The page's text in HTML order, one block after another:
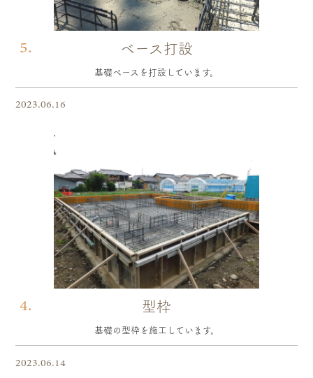
5. ベース打設
基礎ベースを打設しています。
2023.06.16
4. 型枠
基礎の型枠を施工しています。
2023.06.14